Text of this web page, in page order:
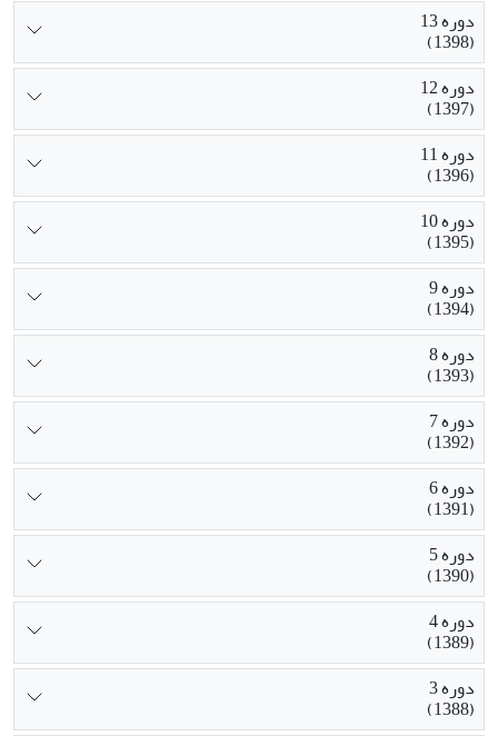
دوره 13
(1398)
دوره 12
(1397)
دوره 11
(1396)
دوره 10
(1395)
دوره 9
(1394)
دوره 8
(1393)
دوره 7
(1392)
دوره 6
(1391)
دوره 5
(1390)
دوره 4
(1389)
دوره 3
(1388)